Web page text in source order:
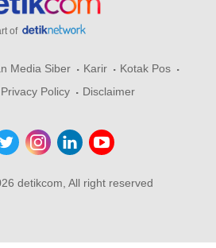
of
Media Siber Karir
Kotak Pos
Privacy Policy Disclaimer
detikcom, All right reserved